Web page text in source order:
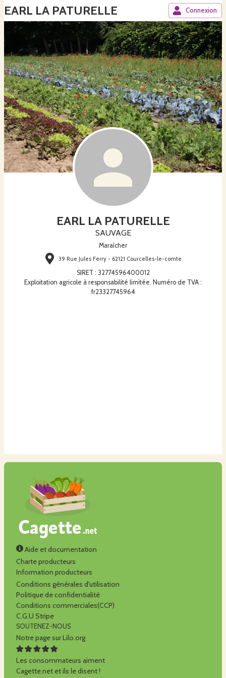
EARL LA PATURELLE Connexion
EARL LA PATURELLE
SAUVAGE
Maraîcher
39 Rue Jules Ferry - 62121 Courcelles-le-comte
SIRET : 32774596400012
Exploitation agricole à responsabilité limitée. Numéro de TVA :
fr23327745964
Aide et documentation
Charte producteurs
Information producteurs
Conditions générales d'utilisation
Politique de confidentialité
Conditions commerciales(CCP)
C.G.U Stripe
SOUTENEZ-NOUS
Notre page sur Lilo.org
Les consommateurs aiment
Cagette.net et ils le disent !